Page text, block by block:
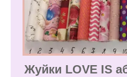
Жуйки LOVE IS